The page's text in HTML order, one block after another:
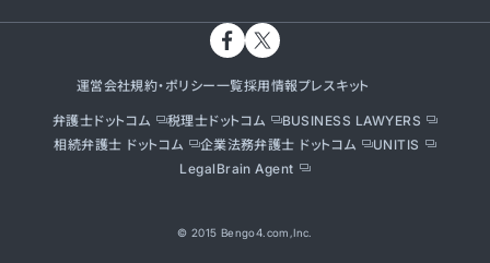
運営会社規約・ポリシー一覧採用情報プレスキット
弁護士ドットコム 税理士ドットコム
BUSINESS LAWYERS
相続弁護士 ドットコム
企業法務弁護士 ドットコム
UNITIS
LegalBrain Agent
© 2015 Bengo4.com,Inc.